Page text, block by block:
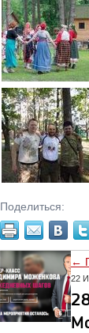
Поделиться:
←
22